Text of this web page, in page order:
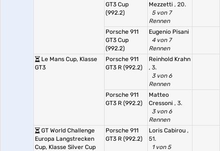
GT3 Cup
(992.2)
Mezzetti , 20.
5 von 7
Rennen
Porsche 911
GT3 Cup
(992.2)
Eugenio Pisani
4 von 7
Rennen
Le Mans Cup, Klasse
GT3
Porsche 911
GT3 R (992.2)
Reinhold Krahn
, 3.
3 von 6
Rennen
Porsche 911
GT3 R (992.2)
Matteo
Cressoni , 3.
3 von 6
Rennen
GT World Challenge
Europa Langstrecken
Cup, Klasse Silver Cup
Porsche 911
GT3 R (992.2)
Loris Cabirou ,
51.
1 von 5